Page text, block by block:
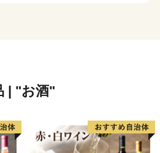
ださい。
| "お酒"